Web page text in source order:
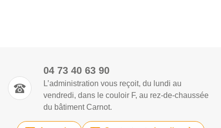
04 73 40 63 90
L’administration vous reçoit, du lundi au
vendredi, dans le couloir F, au rez-de-chaussée
du bâtiment Carnot.